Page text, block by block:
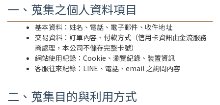
一、蒐集之個人資料項目
基本資料：姓名、電話、電子郵件、收件地址
交易資料：訂單內容、付款方式（信用卡資訊由金流服務
商處理，本公司不儲存完整卡號）
網站使用紀錄：Cookie、瀏覽紀錄、裝置資訊
客服往來紀錄：LINE、電話、email 之詢問內容
二、蒐集目的與利用方式